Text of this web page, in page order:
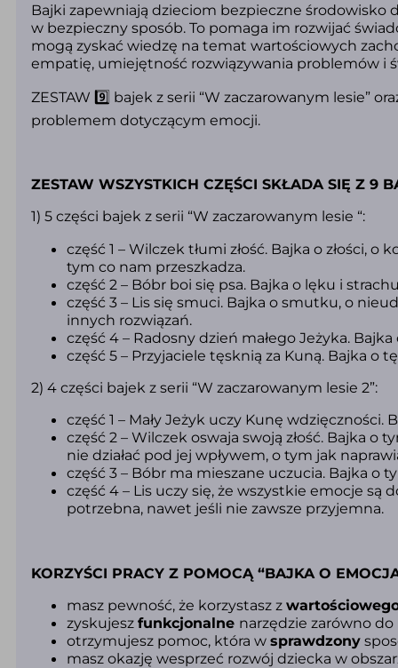
Bajki zapewniają dzieciom bezpieczne środowisko
w bezpieczny sposób. To pomaga im rozwijać
mogą zyskać wiedzę na temat wartościowych
empatię, umiejętność rozwiązywania problemów i
ZESTAW 9️⃣ bajek z serii “W zaczarowanym lesie”
problemem dotyczącym emocji.
ZESTAW WSZYSTKICH CZĘŚCI SKŁADA SIĘ Z 9
1) 5 części bajek z serii “W zaczarowanym lesie “:
część 1 – Wilczek tłumi złość. Bajka o
tym co nam przeszkadza.
część 2 – Bóbr boi się psa. Bajka o lęku i
część 3 – Lis się smuci. Bajka o smutku, o
innych rozwiązań.
część 4 – Radosny dzień małego Jeżyka.
część 5 – Przyjaciele tęsknią za Kuną. Bajka o
2) 4 części bajek z serii “W zaczarowanym lesie 2”:
część 1 – Mały Jeżyk uczy Kunę
część 2 – Wilczek oswaja swoją złość. Bajka o
nie działać pod jej wpływem, o tym jak
część 3 – Bóbr ma mieszane uczucia. Bajka o
część 4 – Lis uczy się, że wszystkie emocje
potrzebna, nawet jeśli nie zawsze przyjemna.
KORZYŚCI PRACY Z POMOCĄ “BAJKA O
masz pewność, że korzystasz z
zyskujeszfunkcjonalne narzędzie zarówno
otrzymujesz pomoc, która wsprawdzony
masz okazję wesprzeć rozwój dziecka w